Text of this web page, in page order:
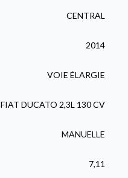
CENTRAL
2014
VOIE ÉLARGIE
FIAT DUCATO 2,3L 130 CV
MANUELLE
7,11